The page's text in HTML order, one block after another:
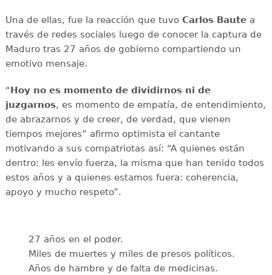
Una de ellas, fue la reacción que tuvoCarlos Bautea
través de redes sociales luego de conocer la captura de
Maduro tras 27 años de gobierno compartiendo un
emotivo mensaje.
“Hoy no es momento de dividirnos ni de
juzgarnos, es momento de empatía, de entendimiento,
de abrazarnos y de creer, de verdad, que vienen
tiempos mejores” afirmo optimista el cantante
motivando a sus compatriotas así: “A quienes están
dentro: les envío fuerza, la misma que han tenido todos
estos años y a quienes estamos fuera: coherencia,
apoyo y mucho respeto”.
27 años en el poder.
Miles de muertes y miles de presos políticos.
Años de hambre y de falta de medicinas.